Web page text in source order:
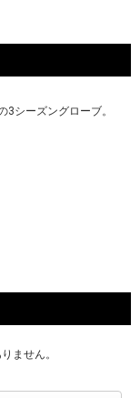
シーズングローブ。
ません。